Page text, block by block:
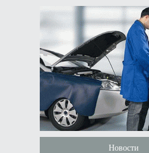
Новости